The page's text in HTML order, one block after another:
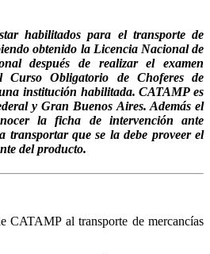
habilitados para el transporte de
obtenido la Licencia Nacional de
después de realizar el examen
Curso Obligatorio de Choferes de
institución habilitada. CATAMP es
y Gran Buenos Aires. Además el
la ficha de intervención ante
transportar que se la debe proveer el
del producto.
CATAMP al transporte de mercancías